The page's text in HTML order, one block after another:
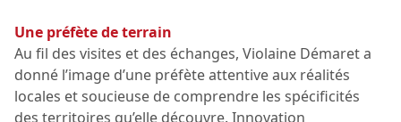
Une préfète de terrain
Au fil des visites et des échanges, Violaine Démaret a
donné l’image d’une préfète attentive aux réalités
locales et soucieuse de comprendre les spécificités
des territoires qu’elle découvre. Innovation